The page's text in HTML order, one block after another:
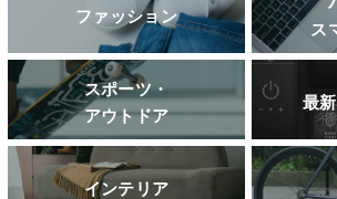
ファッション
ス
スポーツ・
アウトドア
最
インテリア